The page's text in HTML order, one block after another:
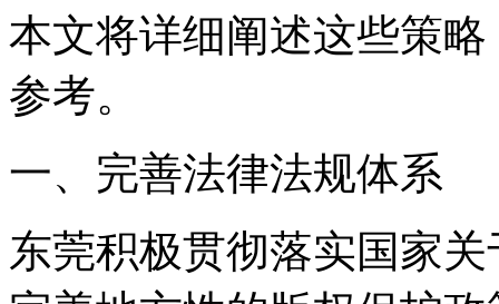
本文将详细阐述这些策
参考。
一、完善法律法规体系
东莞积极贯彻落实国家